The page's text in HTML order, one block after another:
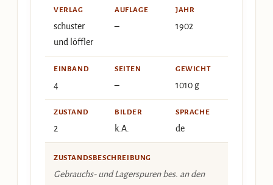
VERLAG
schuster
und löffler
AUFLAGE
–
JAHR
1902
EINBAND
4
SEITEN
–
GEWICHT
1010 g
ZUSTAND
2
BILDER
k.A.
SPRACHE
de
ZUSTANDSBESCHREIBUNG
Gebrauchs- und Lagerspuren bes. an den